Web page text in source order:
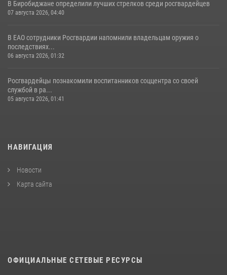
В Биробиджане определили лучших стрелков среди росгвардейцев
07 августа 2026, 04:40
В ЕАО сотрудники Росгвардии напомнили владельцам оружия о
последствиях...
06 августа 2026, 01:32
Росгвардейцы познакомили воспитанников соццентра со своей
службой в ра...
05 августа 2026, 01:41
НАВИГАЦИЯ
Новости
Карта сайта
ОФИЦИАЛЬНЫЕ СЕТЕВЫЕ РЕСУРСЫ